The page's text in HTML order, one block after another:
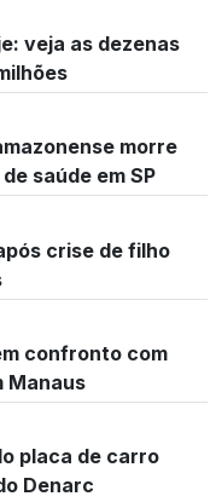
veja as dezenas
morre
saúde em SP
crise de filho
confronto com
Manaus
placa de carro
Denarc